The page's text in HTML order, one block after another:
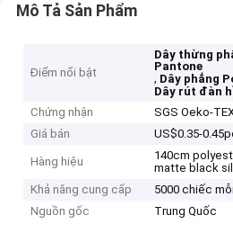
Mô Tả Sản Phẩm
Điểm nổi bật
Dây thừng
Pantone
, Dây phẳng
Dây rút đàn
Chứng nhận
SGS Oeko-
Giá bán
US$0.35-
Hàng hiệu
140cm
matte black
Khả năng cung cấp
5000 chiếc
Nguồn gốc
Trung Quốc